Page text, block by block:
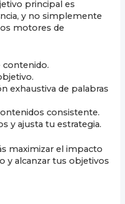
principal es
y no simplemente
motores de
contenido.
exhaustiva de palabras
consistente.
y ajusta tu estrategia.
maximizar el impacto
y alcanzar tus objetivos